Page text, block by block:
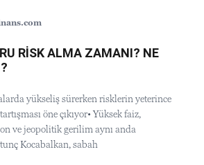
RİSK ALMA ZAMANI? NE
yükseliş sürerken risklerin yeterince
öne çıkıyor• Yüksek faiz,
ve jeopolitik gerilim aynı anda
Kocabalkan, sabah